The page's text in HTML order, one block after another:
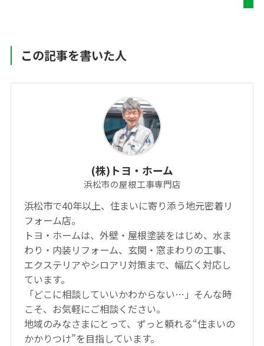
この記事を書いた人
(株)トヨ・ホーム
浜松市の屋根工事専門店
浜松市で40年以上、住まいに寄り添う地元密着リ
フォーム店。
トヨ・ホームは、外壁・屋根塗装をはじめ、水ま
わり・内装リフォーム、玄関・窓まわりの工事、
エクステリアやシロアリ対策まで、幅広く対応し
ています。
「どこに相談していいかわからない…」そんな時
こそ、お気軽にご相談ください。
地域のみなさまにとって、ずっと頼れる“住まいの
かかりつけ”を目指しています。